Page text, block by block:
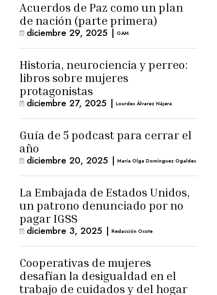
Acuerdos de Paz como un plan
de nación (parte primera)
diciembre 29, 2025 | GAM
Historia, neurociencia y perreo:
libros sobre mujeres
protagonistas
diciembre 27, 2025 | Lourdes Álvarez Nájera
Guía de 5 podcast para cerrar el
año
diciembre 20, 2025 | María Olga Domínguez Ogaldes
La Embajada de Estados Unidos,
un patrono denunciado por no
pagar IGSS
diciembre 3, 2025 | Redacción Ocote
Cooperativas de mujeres
desafían la desigualdad en el
trabajo de cuidados y del hogar